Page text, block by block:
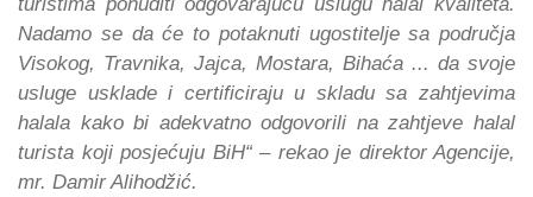
turistima ponuditi odgovarajuću uslugu halal kvaliteta.
Nadamo se da će to potaknuti ugostitelje sa područja
Visokog, Travnika, Jajca, Mostara, Bihaća ... da svoje
usluge usklade i certificiraju u skladu sa zahtjevima
halala kako bi adekvatno odgovorili na zahtjeve halal
turista koji posjećuju BiH“ – rekao je direktor Agencije,
mr. Damir Alihodžić.